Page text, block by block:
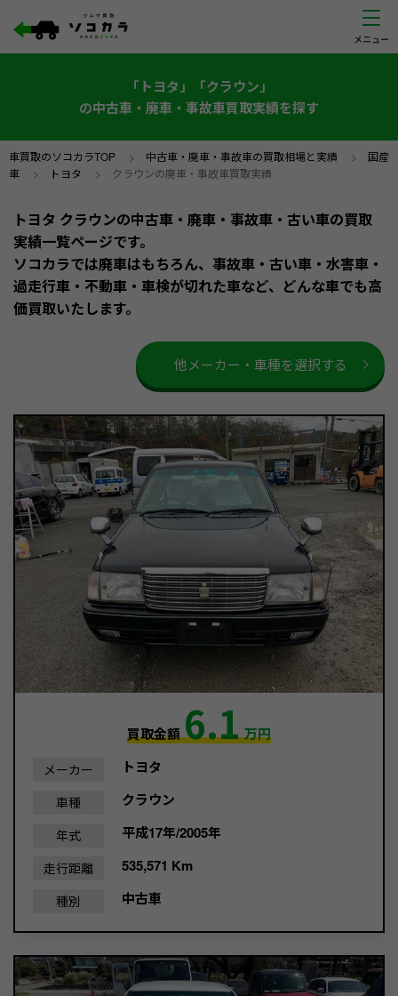
「トヨタ」「クラウン」
の中古車・廃車・事故車買取実績を探す
車買取のソコカラTOP > 中古車・廃車・事故車の買取相場と実績 > 国産
車 > トヨタ > クラウンの廃車・事故車買取実績
トヨタ クラウンの中古車・廃車・事故車・古い車の買取
実績一覧ページです。
ソコカラでは廃車はもちろん、事故車・古い車・水害車・
過走行車・不動車・車検が切れた車など、どんな車でも高
価買取いたします。
他メーカー・車種を選択する
買取金額6.1万円
メーカー トヨタ
車種 クラウン
年式 平成17年/2005年
走行距離 535,571 Km
種別 中古車